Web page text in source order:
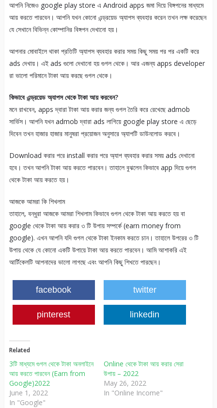
আপনি নিজেও google play store এ Android apps জমা দিয়ে বিঙ্গপনের মাধ্যমে
আয় করতে পারবেন। আপনি যখন কোনো এন্ড্রয়েড অ্যাপস ব্যবহার করেন তখন লক্ষ করেছেন
যে সেখানে বিভিন্ন কোম্পানির বিঙ্গপন দেখানো হয়।
আপনার মোবাইলে থাকা প্রতিটি অ্যাপস ব্যবহার করার সময় কিছু সময় পর পর একটি করে
ads দেখায়। এই ads গুলো দেখানো হয় গুগল থেকে। আর এজন্য apps developer
রা ভালো পরিমানে টাকা আয় করছে গুগল থেকে।
কিভাবে এন্ড্রয়েড অ্যাপস থেকে টাকা আয় করবেন?
মনে রাখবেন, apps দ্বারা টাকা আয় করার জন্য গুগল তৈরি করে রেখেছে admob
সার্ভিস। আপনি যখন admob দ্বারা ads লাগিয়ে google play store এ ছেড়ে
দিবেন তখন হাজার হাজার মানুষরা প্রয়োজন অনুসারে অ্যাপটি ডাউনলোড করবে।
Download করার পরে install করার পরে অ্যাপ ব্যবহার করার সময় ads দেখানো
হবে। তখন আপনি টাকা আয় করতে পারবেন। তাহালে বুঝলেন কিভাবে app দিয়ে গুগল
থেকে টাকা আয় করতে হয়।
আজকে আমরা কি শিখলাম
তাহালে, বন্ধুরা আজকে আমরা শিখলাম কিভাবে গুগল থেকে টাকা আয় করতে হয় বা
google থেকে টাকা আয় করার ৩ টি উপায় সম্পর্কে (earn money from
google). এখন আপনি যদি গুগল থেকে টাকা ইনকাম করতে চান। তাহালে উপরের ৩ টি
উপায় থেকে যে কোনো একটি উপায়ে টাকা আয় করতে পারবেন। আমি আশাকরি এই
আর্টিকেলটি আপনাদের ভালো লাগছে এবং আপনি কিছু শিখতে পারছেন।
facebook twitter
pinterest linkedin
Related
3টি মাধ্যমে গুগল থেকে টাকা অনলাইনে
আয় করতে পারবেন (Earn from
Google)2022
June 1, 2022
In "Google"
Online থেকে টাকা আয় করার সেরা
উপায় – 2022
May 26, 2022
In "Online Income"